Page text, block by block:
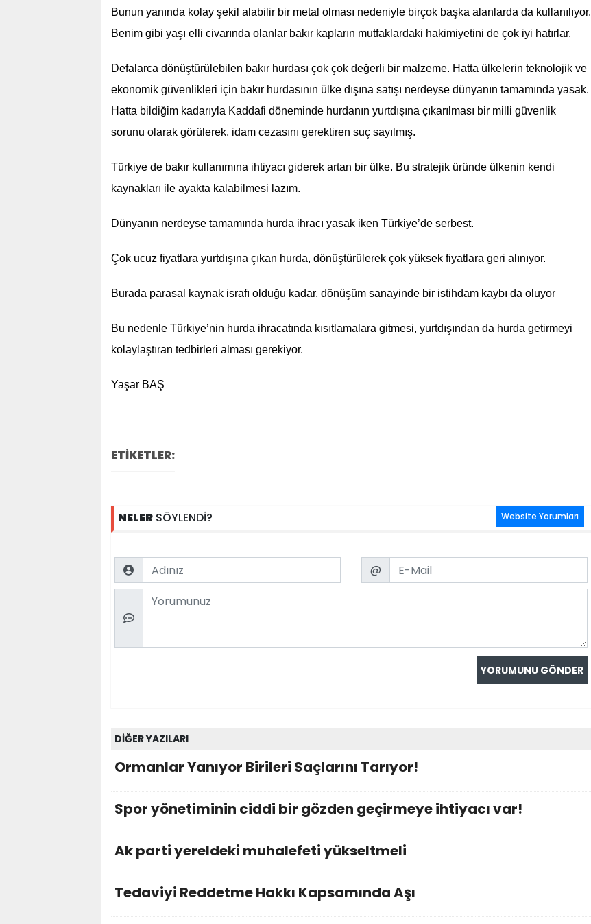
Bunun yanında kolay şekil alabilir bir metal olması nedeniyle birçok başka alanlarda da kullanılıyor.
Benim gibi yaşı elli civarında olanlar bakır kapların mutfaklardaki hakimiyetini de çok iyi hatırlar.
Defalarca dönüştürülebilen bakır hurdası çok çok değerli bir malzeme. Hatta ülkelerin teknolojik ve
ekonomik güvenlikleri için bakır hurdasının ülke dışına satışı nerdeyse dünyanın tamamında yasak.
Hatta bildiğim kadarıyla Kaddafi döneminde hurdanın yurtdışına çıkarılması bir milli güvenlik
sorunu olarak görülerek, idam cezasını gerektiren suç sayılmış.
Türkiye de bakır kullanımına ihtiyacı giderek artan bir ülke. Bu stratejik üründe ülkenin kendi
kaynakları ile ayakta kalabilmesi lazım.
Dünyanın nerdeyse tamamında hurda ihracı yasak iken Türkiye’de serbest.
Çok ucuz fiyatlara yurtdışına çıkan hurda, dönüştürülerek çok yüksek fiyatlara geri alınıyor.
Burada parasal kaynak israfı olduğu kadar, dönüşüm sanayinde bir istihdam kaybı da oluyor
Bu nedenle Türkiye’nin hurda ihracatında kısıtlamalara gitmesi, yurtdışından da hurda getirmeyi
kolaylaştıran tedbirleri alması gerekiyor.
Yaşar BAŞ
ETİKETLER:
NELER SÖYLENDİ? Website Yorumları
Name Email
@
Comment
DİĞER YAZILARI
Ormanlar Yanıyor Birileri Saçlarını Tarıyor!
Spor yönetiminin ciddi bir gözden geçirmeye ihtiyacı var!
Ak parti yereldeki muhalefeti yükseltmeli
Tedaviyi Reddetme Hakkı Kapsamında Aşı